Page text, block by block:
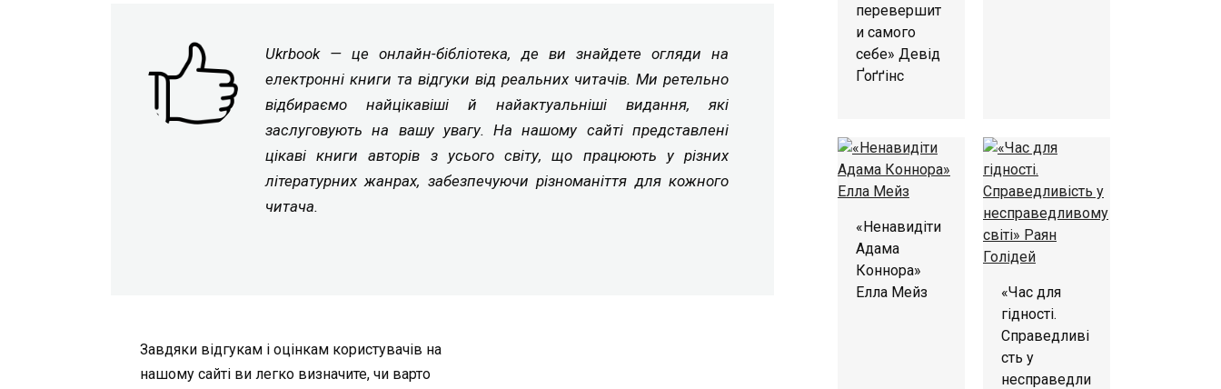
Ukrbook — це онлайн-бібліотека, де ви знайдете огляди на
електронні книги та відгуки від реальних читачів. Ми ретельно
відбираємо найцікавіші й найактуальніші видання, які
заслуговують на вашу увагу. На нашому сайті представлені
цікаві книги авторів з усього світу, що працюють у різних
літературних жанрах, забезпечуючи різноманіття для кожного
читача.
Завдяки відгукам і оцінкам користувачів на
нашому сайті ви легко визначите, чи варто
перевершит
и самого
себе» Девід
Ґоґґінс
«Ненавидіти
Адама
Коннора»
Елла Мейз
«Час для
гідності.
Справедливі
сть у
несправедли